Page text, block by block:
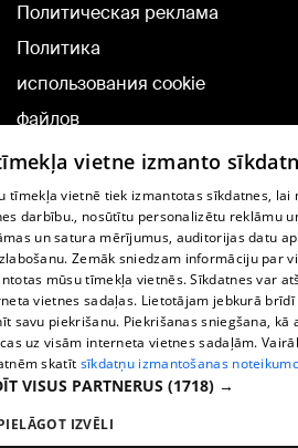
Политическая реклама
Политика
использования cookie
файлов
Добавление
комментариев
TВ-программа
Условия договора
360 Ziņu kontakti
Helio Media
Служба помощи портала: э-почта -
vietne izmanto
tīmekļa vietnē tiek izmantotas sīkdatnes,
darbību., nosūtītu personalizētu reklāmu
un satura mērījumus, auditorijas datu
Zemāk sniedzam informāciju par
mūsu tīmekļa vietnēs. Sīkdatnes var
vietnes sadaļas. Lietotājam jebkurā
savu piekrišanu. Piekrišanas sniegšana,
uz visām interneta vietnes sadaļām.
skatīt sīkdatņu izmantošanas
VISUS PARTNERUS (1718) →
IZVĒLI